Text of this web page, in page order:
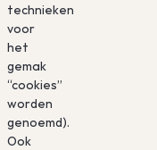
technieken
voor
het
gemak
“cookies”
worden
genoemd).
Ook